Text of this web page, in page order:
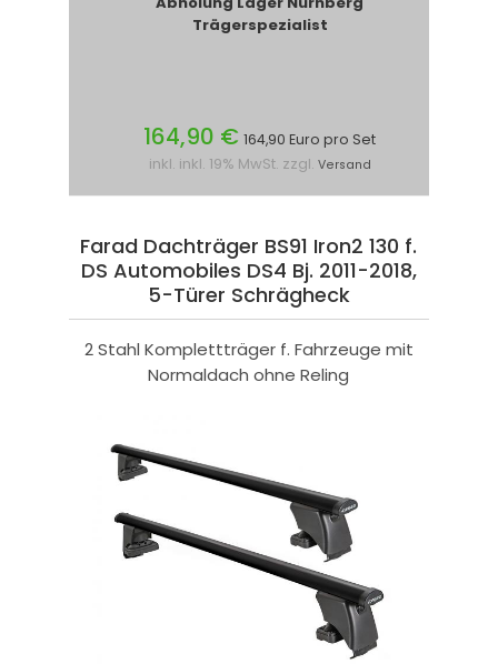
Trägerspezialist
164,90 € 164,90 Euro pro Set
inkl. inkl. 19% MwSt. zzgl. Versand
Farad Dachträger BS91 Iron2 130 f.
DS Automobiles DS4 Bj. 2011-2018,
5-Türer Schrägheck
2 Stahl Komplettträger f. Fahrzeuge mit
Normaldach ohne Reling